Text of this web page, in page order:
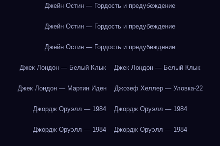
Джейн Остин — Гордость и предубеждение
Джейн Остин — Гордость и предубеждение
Джейн Остин — Гордость и предубеждение
Джек Лондон — Белый Клык Джек Лондон — Белый Клык
Джек Лондон — Мартин Иден Джозеф Хеллер — Уловка-22
Джордж Оруэлл — 1984 Джордж Оруэлл — 1984
Джордж Оруэлл — 1984 Джордж Оруэлл — 1984